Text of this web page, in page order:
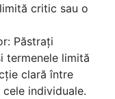
critic sau o
Păstrați
termenele limită
clară între
individuale.